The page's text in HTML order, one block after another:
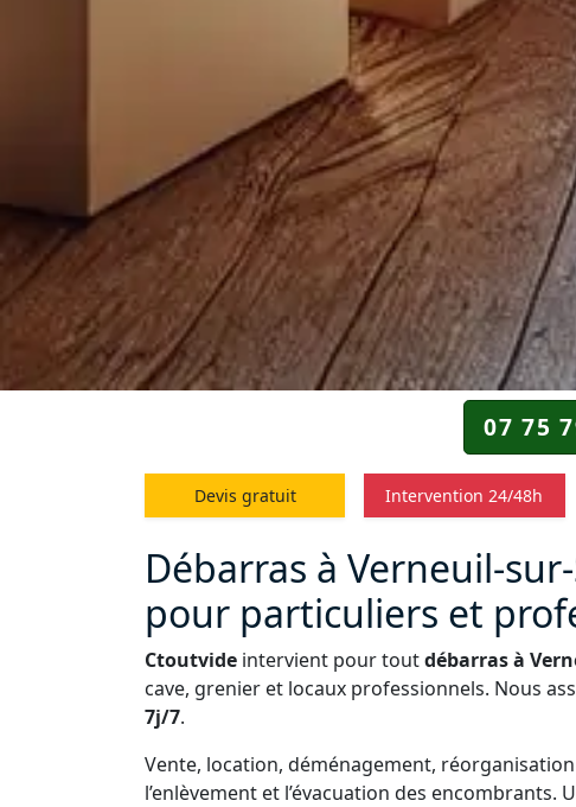
07 75
Devis gratuit Intervention 24/48h
Débarras à Verneuil-
pour particuliers et
Ctoutvide intervient pour toutdébarras à
cave, grenier et locaux professionnels. Nous
7j/7.
Vente, location, déménagement,
l’enlèvement et l’évacuation des encombrants.